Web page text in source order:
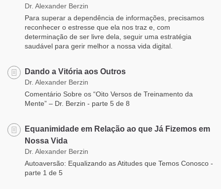
Dr. Alexander Berzin
Para superar a dependência de informações, precisamos
reconhecer o estresse que ela nos traz e, com
determinação de ser livre dela, seguir uma estratégia
saudável para gerir melhor a nossa vida digital.
Dando a Vitória aos Outros
Dr. Alexander Berzin
Comentário Sobre os “Oito Versos de Treinamento da
Mente” – Dr. Berzin - parte 5 de 8
Equanimidade em Relação ao que Já Fizemos em
Nossa Vida
Dr. Alexander Berzin
Autoaversão: Equalizando as Atitudes que Temos Conosco -
parte 1 de 5